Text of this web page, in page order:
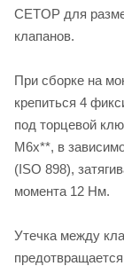
CETOP для
клапанов.
При сборке на
крепиться 4
под торцевой
M6х**, в
(ISO 898),
момента 12 Нм.
Утечка между